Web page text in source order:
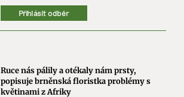
Přihlásit odběr
Ruce nás pálily a otékaly nám prsty,
popisuje brněnská floristka problémy s
květinami z Afriky